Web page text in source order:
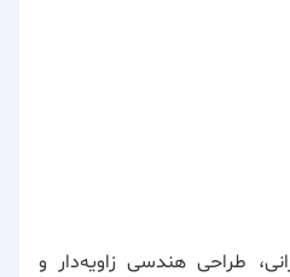
طراحی هندسی زاویه‌دار و